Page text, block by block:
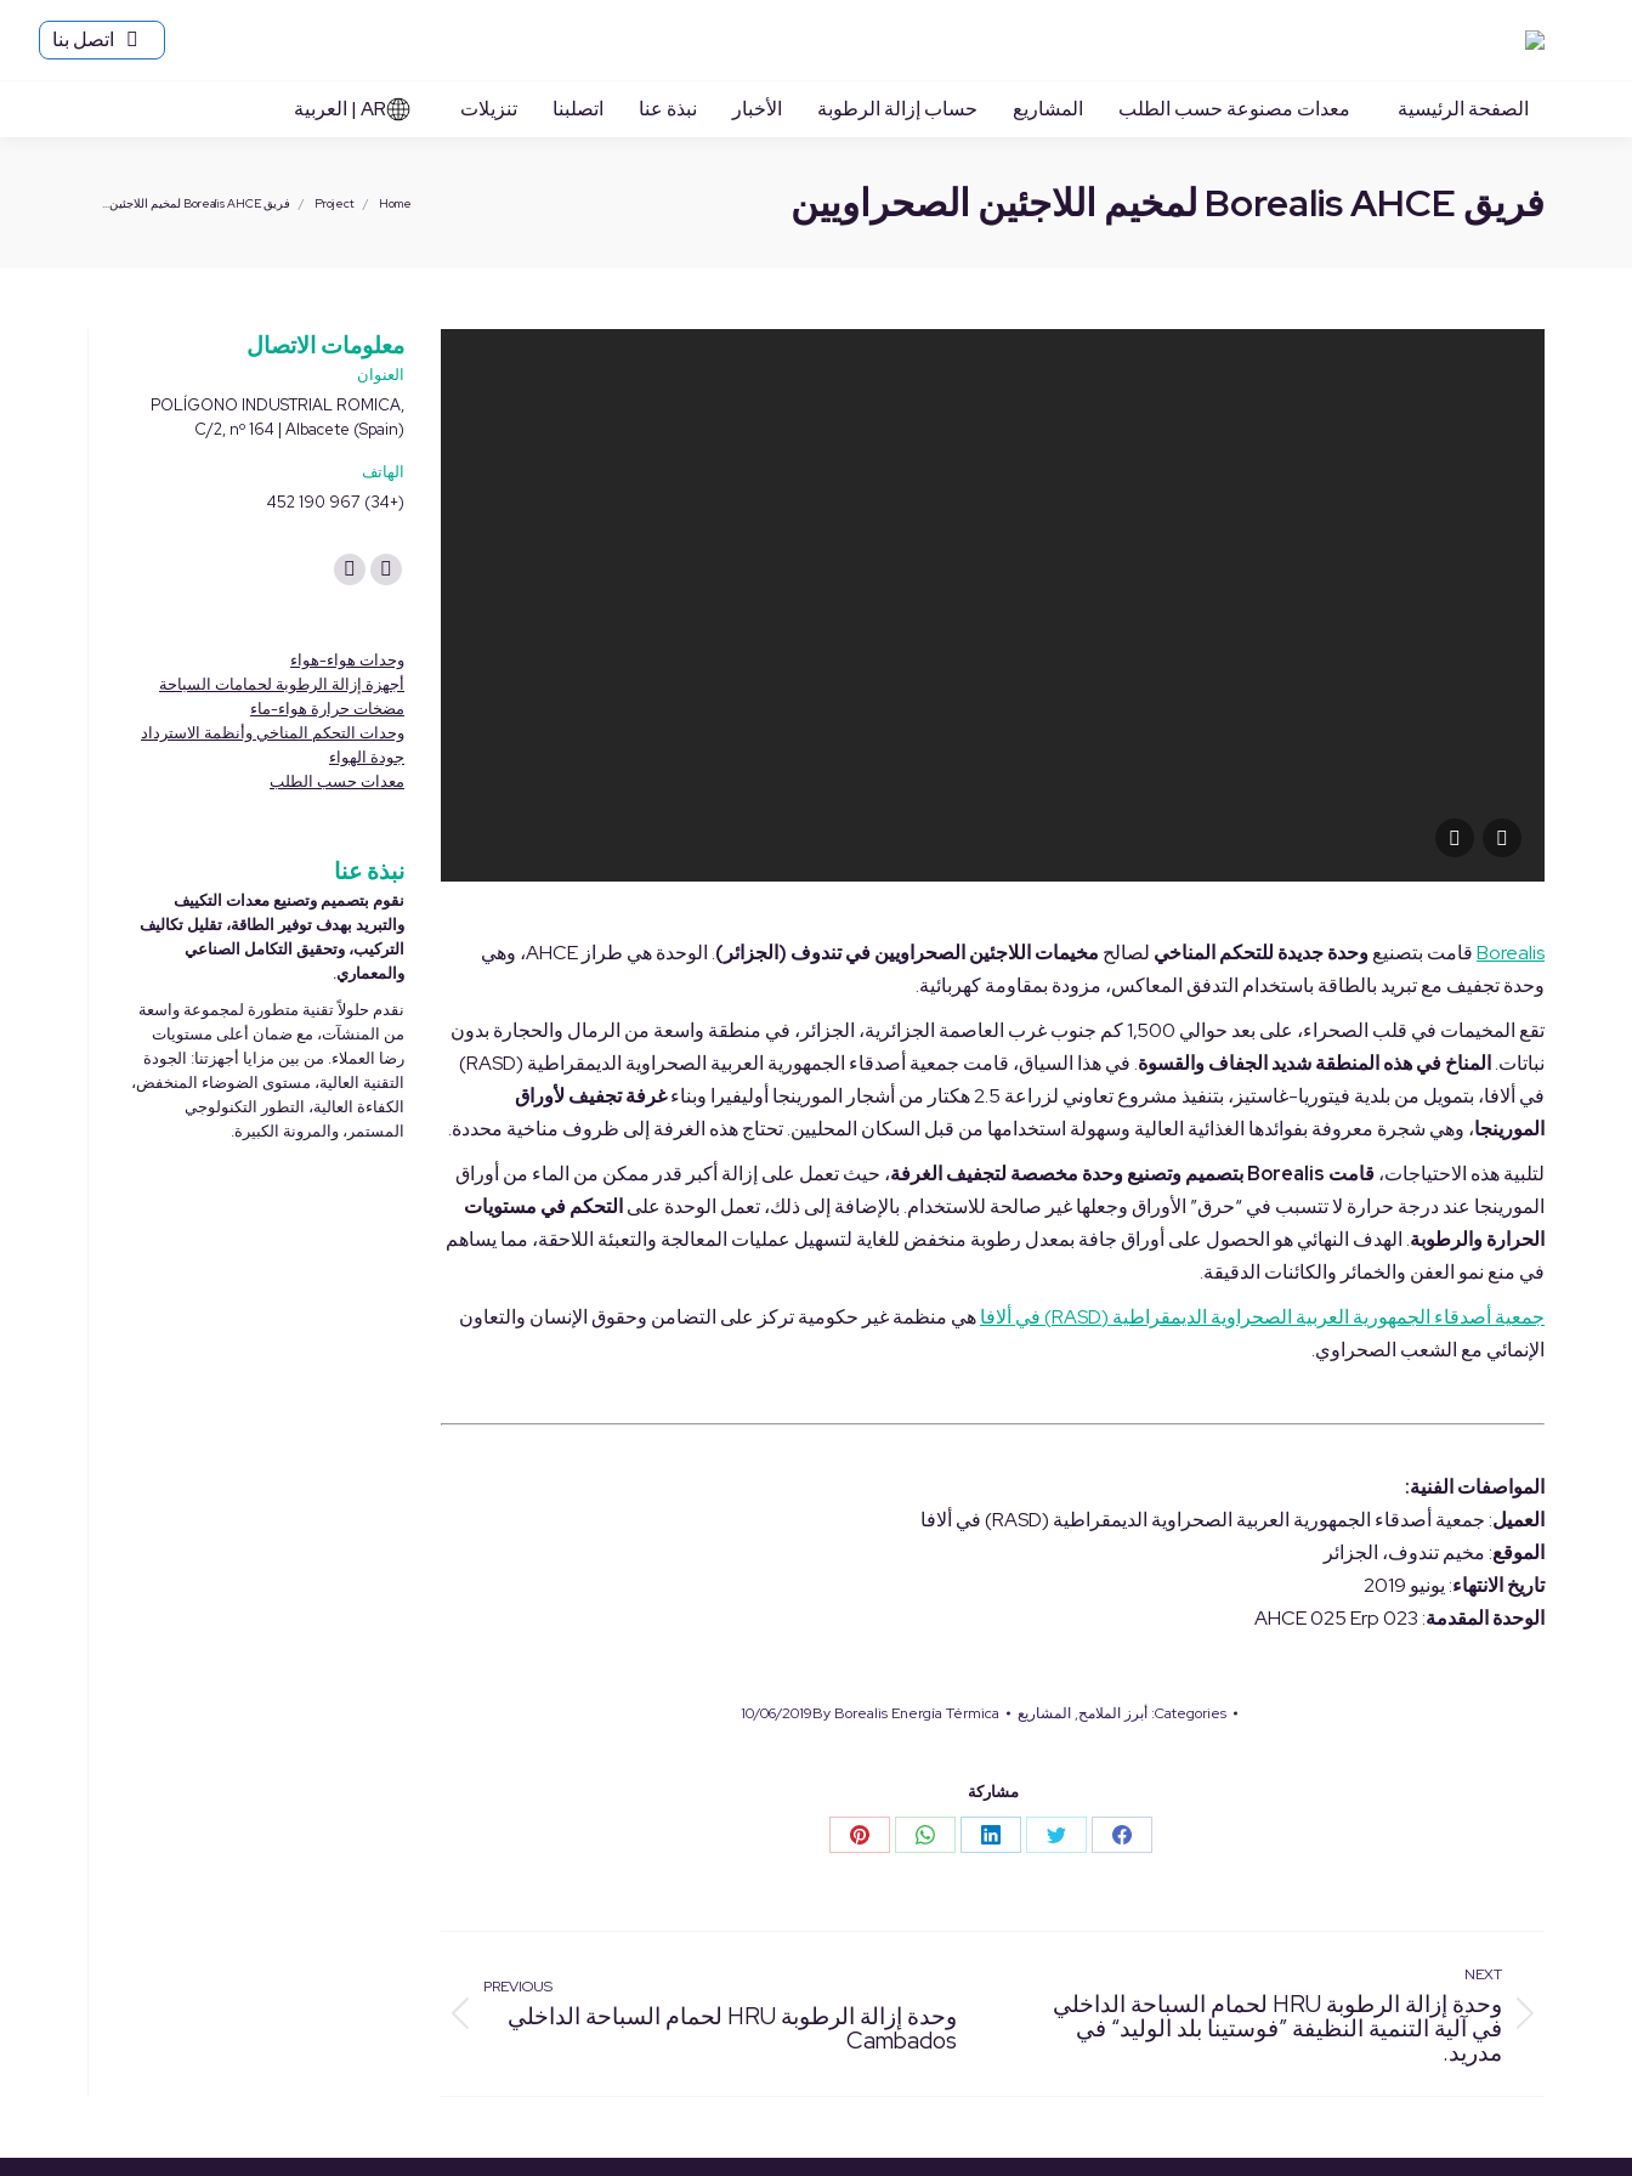
اتصل بنا
الصفحة الرئيسية معدات مصنوعة حسب الطلب المشاريع حساب إزالة الرطوبة الأخبار نبذة عنا اتصلبنا تنزيلات AR | العربية
فريق Borealis AHCE لمخيم اللاجئين الصحراويين You are here:
Home
Project فريق Borealis AHCE لمخيم اللاجئين…
procesamiento-
Borealisقامت بتصنيعوحدة جديدة للتحكم المناخي لصالح مخيمات اللاجئين الصحراويين في تندوف (الجزائر)
. الوحدة هي طراز AHCE، وهي
وحدة تجفيف مع تبريد بالطاقة باستخدام التدفق المعاكس، مزودة بمقاومة كهربائية.
تقع المخيمات في قلب الصحراء، على بعد حوالي 1,500 كم جنوب غرب العاصمة الجزائرية، الجزائر، في منطقة واسعة من الرمال والحجارة بدون
نباتات.المناخ في هذه المنطقة شديد الجفاف والقسوة
. في هذا السياق، قامت جمعية أصدقاء الجمهورية العربية الصحراوية الديمقراطية (RASD)
في ألافا، بتمويل من بلدية فيتوريا-غاستيز، بتنفيذ مشروع تعاوني لزراعة 2.5 هكتار من أشجار المورينجا أوليفيرا وبناء
غرفة تجفيف لأوراق
المورينجا، وهي شجرة معروفة بفوائدها الغذائية العالية وسهولة استخدامها من قبل السكان المحليين. تحتاج هذه الغرفة إلى ظروف مناخية محددة.
لتلبية هذه الاحتياجات،قامت Borealis بتصميم وتصنيع وحدة مخصصة لتجفيف الغرفة
، حيث تعمل على إزالة أكبر قدر ممكن من الماء من أوراق
المورينجا عند درجة حرارة لا تتسبب في “حرق” الأوراق وجعلها غير صالحة للاستخدام. بالإضافة إلى ذلك، تعمل الوحدة علىالتحكم في مستويات
الحرارة والرطوبة. الهدف النهائي هو الحصول على أوراق جافة بمعدل رطوبة منخفض للغاية لتسهيل عمليات المعالجة والتعبئة اللاحقة، مما يساهم
في منع نمو العفن والخمائر والكائنات الدقيقة.
جمعية أصدقاء الجمهورية العربية الصحراوية الديمقراطية (RASD) في ألافا
هي منظمة غير حكومية تركز على التضامن وحقوق الإنسان والتعاون
الإنمائي مع الشعب الصحراوي.
المواصفات الفنية:
العميل: جمعية أصدقاء الجمهورية العربية الصحراوية الديمقراطية (RASD) في ألافا
الموقع: مخيم تندوف، الجزائر
تاريخ الانتهاء: يونيو 2019
الوحدة المقدمة: AHCE 025 Erp 023
Categories: أبرز الملامح, المشاريع By Borealis Energía Térmica
10/06/2019
مشاركة
Share
Share
Share
Share
Share
Project
navigation
PREVIOUS
Previous
وحدة إزالة الرطوبة HRU لحمام السباحة الداخلي
Cambados
NEXT
Next
project:
وحدة إزالة الرطوبة HRU لحمام السباحة الداخلي
في آلية التنمية النظيفة ”فوستينا بلد الوليد“ في
مدريد.
معلومات الاتصال
العنوان
POLÍGONO INDUSTRIAL ROMICA,
C/2, nº 164 | Albacete (Spain)
الهاتف
(+34) 967 190 452
Find us on:
YouTube
in
new
window
Linkedin
in
new
window
وحدات هواء-هواء
أجهزة إزالة الرطوبة لحمامات السباحة
مضخات حرارة هواء-ماء
وحدات التحكم المناخي وأنظمة الاسترداد
جودة الهواء
معدات حسب الطلب
نبذة عنا
نقوم بتصميم وتصنيع معدات التكييف
والتبريد بهدف توفير الطاقة، تقليل تكاليف
التركيب، وتحقيق التكامل الصناعي
والمعماري.
نقدم حلولاً تقنية متطورة لمجموعة واسعة
من المنشآت، مع ضمان أعلى مستويات
رضا العملاء. من بين مزايا أجهزتنا: الجودة
التقنية العالية، مستوى الضوضاء المنخفض،
الكفاءة العالية، التطور التكنولوجي
المستمر، والمرونة الكبيرة.
AR | العربية